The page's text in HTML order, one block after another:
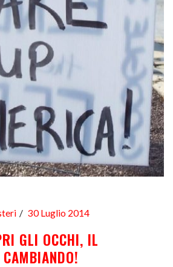
30 Luglio 2014
GLI OCCHI, IL